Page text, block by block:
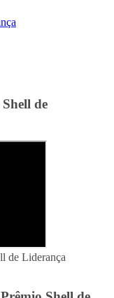
de
de Liderança